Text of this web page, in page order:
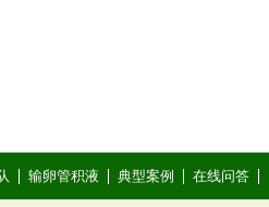
输卵管积液 典型案例 在线问答